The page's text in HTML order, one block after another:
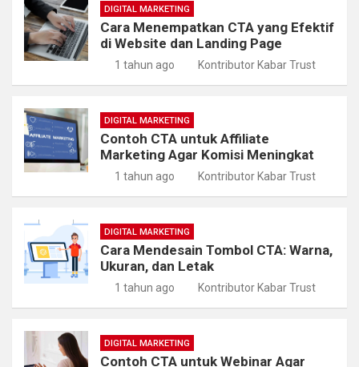
DIGITAL MARKETING
Cara Menempatkan CTA yang Efektif
di Website dan Landing Page
1 tahun ago Kontributor Kabar Trust
DIGITAL MARKETING
Contoh CTA untuk Affiliate
Marketing Agar Komisi Meningkat
1 tahun ago Kontributor Kabar Trust
DIGITAL MARKETING
Cara Mendesain Tombol CTA: Warna,
Ukuran, dan Letak
1 tahun ago Kontributor Kabar Trust
DIGITAL MARKETING
Contoh CTA untuk Webinar Agar